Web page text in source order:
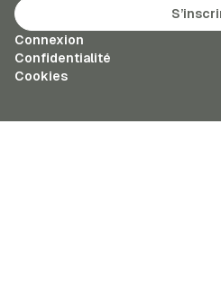
Connexion
Confidentialité
Cookies